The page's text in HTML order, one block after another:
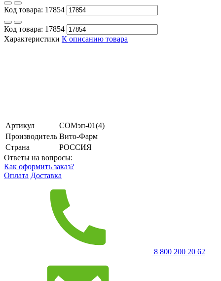
Код товара: 17854
Код товара: 17854
Характеристики К описанию товара
Артикул
СОМэп-01(4)
Производитель Вито-Фарм
Страна
РОССИЯ
Ответы на вопросы:
Как оформить заказ?
Оплата Доставка
8 800 200 20 62